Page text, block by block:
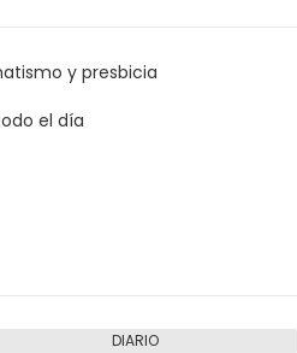
y presbicia
el día
DIARIO